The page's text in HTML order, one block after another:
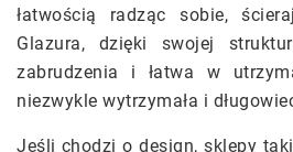
łatwością radząc sobie,
Glazura, dzięki swojej
zabrudzenia i łatwa w
niezwykle wytrzymała i
Jeśli chodzi o design, sklepy